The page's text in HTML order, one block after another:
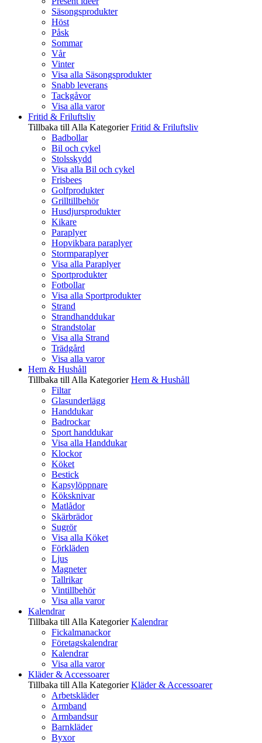
Säsongsprodukter
Höst
Påsk
Sommar
Vår
Vinter
Visa alla Säsongsprodukter
Snabb leverans
Tackgåvor
Visa alla varor
Fritid & Friluftsliv
Tillbaka till Alla Kategorier Fritid & Friluftsliv
Badbollar
Bil och cykel
Stolsskydd
Visa alla Bil och cykel
Frisbees
Golfprodukter
Grilltillbehör
Husdjursprodukter
Kikare
Paraplyer
Hopvikbara paraplyer
Stormparaplyer
Visa alla Paraplyer
Sportprodukter
Fotbollar
Visa alla Sportprodukter
Strand
Strandhanddukar
Strandstolar
Visa alla Strand
Trädgård
Visa alla varor
Hem & Hushåll
Tillbaka till Alla Kategorier Hem & Hushåll
Filtar
Glasunderlägg
Handdukar
Badrockar
Sport handdukar
Visa alla Handdukar
Klockor
Köket
Bestick
Kapsylöppnare
Köksknivar
Matlådor
Skärbrädor
Sugrör
Visa alla Köket
Förkläden
Ljus
Magneter
Tallrikar
Vintillbehör
Visa alla varor
Kalendrar
Tillbaka till Alla Kategorier Kalendrar
Fickalmanackor
Företagskalendrar
Kalendrar
Visa alla varor
Kläder & Accessoarer
Tillbaka till Alla Kategorier Kläder & Accessoarer
Arbetskläder
Armband
Armbandsur
Barnkläder
Byxor